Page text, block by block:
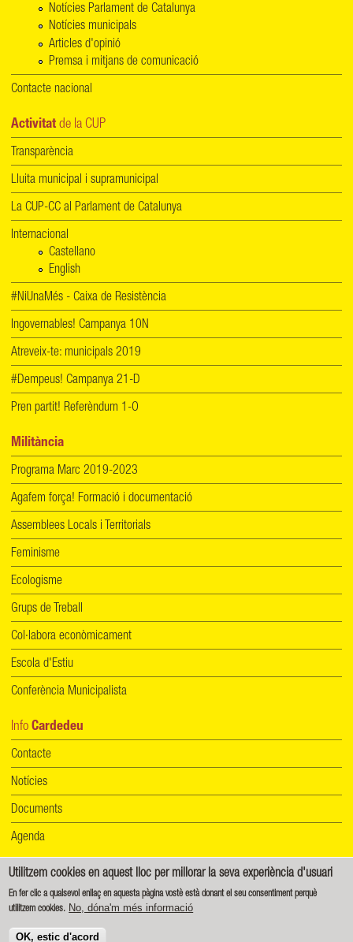
Notícies Parlament de Catalunya
Notícies municipals
Articles d'opinió
Premsa i mitjans de comunicació
Contacte nacional
Activitat de la CUP
Transparència
Lluita municipal i supramunicipal
La CUP-CC al Parlament de Catalunya
Internacional
Castellano
English
#NiUnaMés - Caixa de Resistència
Ingovernables! Campanya 10N
Atreveix-te: municipals 2019
#Dempeus! Campanya 21-D
Pren partit! Referèndum 1-O
Militància
Programa Marc 2019-2023
Agafem força! Formació i documentació
Assemblees Locals i Territorials
Feminisme
Ecologisme
Grups de Treball
Col·labora econòmicament
Escola d'Estiu
Conferència Municipalista
Info Cardedeu
Contacte
Notícies
Documents
Agenda
Informació de protecció de dades Política de cookies
Creative Commons - Reconeixement-CompartirIgual 4.0 Internacional (CC BY-SA 4.0)
Utilitzem cookies en aquest lloc per millorar la seva experiència d'usuari
En fer clic a qualsevol enllaç en aquesta pàgina vostè està donant el seu consentiment perquè
utilitzem cookies. No, dóna'm més informació
OK, estic d'acord